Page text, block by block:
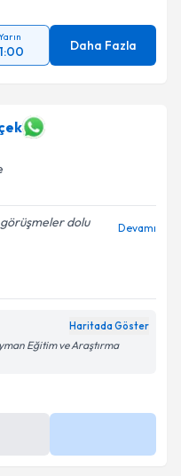
Daha Fazla
dolu
Devamı
Haritada Göster
Eğitim ve Araştırma